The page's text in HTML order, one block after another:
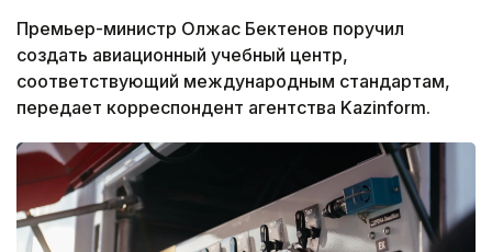
Премьер-министр Олжас Бектенов поручил
создать авиационный учебный центр,
соответствующий международным стандартам,
передает корреспондент агентства Kazinform.